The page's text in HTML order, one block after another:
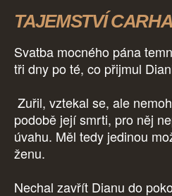
TAJEMSTVÍ
Svatba mocného pána
tři dny po té, co přijmul
Zuřil, vztekal se, ale
podobě její smrti, pro něj
úvahu. Měl tedy jedinou
ženu.
Nechal zavřít Dianu do